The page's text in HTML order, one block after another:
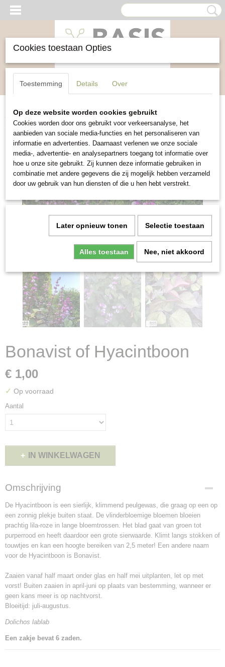
Inloggen Registreren
Home>Bloemen>Bonavist of Hyacintboon
Bonavist of Hyacintboon
€ 1,00
✓ Op voorraad
Aantal
IN WINKELWAGEN
Omschrijving
De Hyacintboon is een sierlijk, klimmend peulgewas, die graag op een op
een zonnig plekje buiten staat. De vlinderbloemige bloemen bloeien
prachtig lila-roze in lange bloemtrossen. Het blad gaat van groen tot
purperrood en heeft daardoor een grote sierwaarde. Klimt langs stokken of
touwtjes en kan een hoogte bereiken van 2,5 meter! Een andere naam
voor de Hyacintboon is Bonavist.
Zaaien vanaf half maart onder glas en half mei uitplanten, let op met
vorst! Buiten zaaien in april-juni op plaats van bestemming, wanneer er
geen kans meer is op nachtvorst.
Bloeitijd: juli-augustus.
Dolichos lablab
Een zakje bevat 6 zaden.
Cookies toestaan Opties
Toestemming Details Over
Op deze website worden cookies gebruikt
Cookies worden door ons gebruikt voor verkeersanalyse, het
aanbieden van sociale media-functies en het personaliseren van
informatie en advertenties. Daarnaast verlenen we onze sociale
media-, advertentie- en analysepartners toegang tot informatie over
hoe u onze site gebruikt. Zij kunnen deze informatie gebruiken in
combinatie met andere gegevens die zij mogelijk hebben verzameld
door uw gebruik van hun diensten of die u hen hebt verstrekt.
Later opnieuw tonen Selectie toestaan
Alles toestaan Nee, niet akkoord